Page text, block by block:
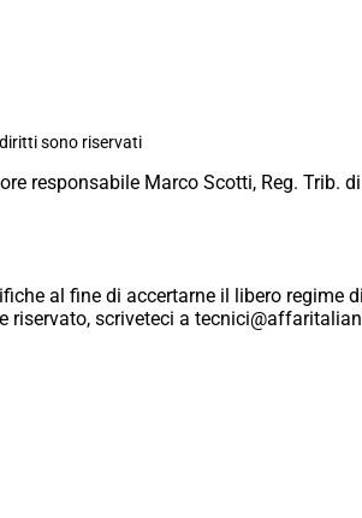
sono riservati
responsabile Marco Scotti, Reg. Trib.
al fine di accertarne il libero regime
scriveteci a